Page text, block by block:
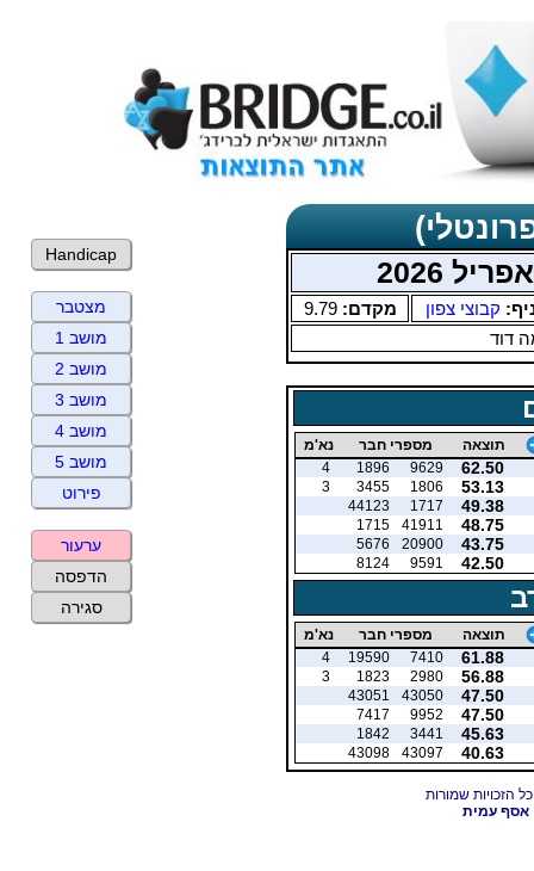
2026
קבוצי צפון מקדם:9.79
דוד
תוצאה מספרי חבר נא'מ
62.50
9629
1896
4
53.13
1806
3455
3
49.38
1717
44123
48.75
41911
1715
43.75
20900
5676
42.50
9591
8124
תוצאה מספרי חבר נא'מ
61.88
7410
19590
4
56.88
2980
1823
3
47.50
43050
43051
47.50
9952
7417
45.63
3441
1842
40.63
43097
43098
אסף עמית
Handicap
מצטבר
מושב 1
מושב 2
מושב 3
מושב 4
מושב 5
פירוט
ערעור
הדפסה
סגירה